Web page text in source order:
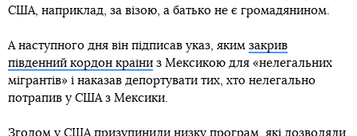
США, наприклад, за візою, а батько не є громадянином.
А наступного дня він підписав указ, яким закрив
південний кордон країни з Мексикою для «нелегальних
мігрантів» і наказав депортувати тих, хто нелегально
потрапив у США з Мексики.
Згодом у США призупинили низку програм, які дозволяли